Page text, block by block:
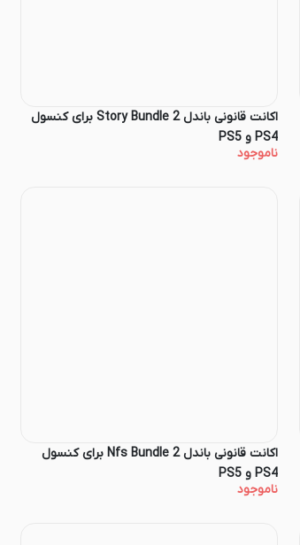
اکانت قانونی باندل Story Bundle 2 برای کنسول
PS4 و PS5
ناموجود
اکانت قانونی باندل Nfs Bundle 2 برای کنسول
PS4 و PS5
ناموجود